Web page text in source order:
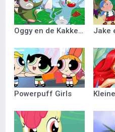
Oggy en de Kakkerlakken
Powerpuff Girls